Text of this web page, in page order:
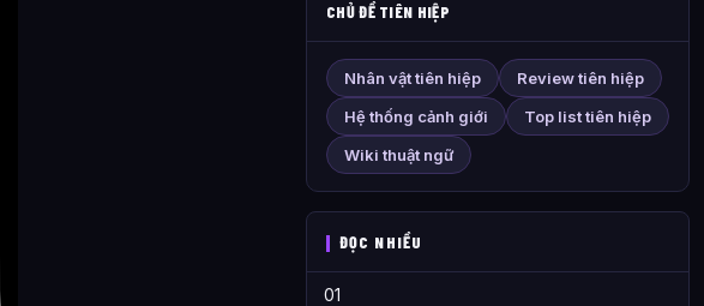
CHỦ ĐỀ TIÊN HIỆP
Nhân vật tiên hiệp
Review tiên hiệp
Hệ thống cảnh giới
Top list tiên hiệp
Wiki thuật ngữ
ĐỌC NHIỀU
01